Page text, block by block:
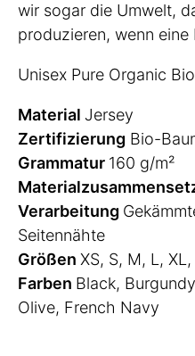
wir sogar die Umwelt,
produzieren, wenn
Unisex Pure Organic
Material Jersey
Zertifizierung Bio-
Grammatur 160 g/m²
Verarbeitung
Seitennähte
Größen XS, S, M, L,
Farben Black,
Olive, French Navy